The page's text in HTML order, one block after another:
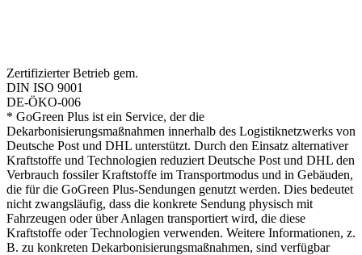
Zertifizierter Betrieb gem.
DIN ISO 9001
DE-ÖKO-006
* GoGreen Plus ist ein Service, der die
Dekarbonisierungsmaßnahmen innerhalb des Logistiknetzwerks von
Deutsche Post und DHL unterstützt. Durch den Einsatz alternativer
Kraftstoffe und Technologien reduziert Deutsche Post und DHL den
Verbrauch fossiler Kraftstoffe im Transportmodus und in Gebäuden,
die für die GoGreen Plus-Sendungen genutzt werden. Dies bedeutet
nicht zwangsläufig, dass die konkrete Sendung physisch mit
Fahrzeugen oder über Anlagen transportiert wird, die diese
Kraftstoffe oder Technologien verwenden. Weitere Informationen, z.
B. zu konkreten Dekarbonisierungsmaßnahmen, sind verfügbar